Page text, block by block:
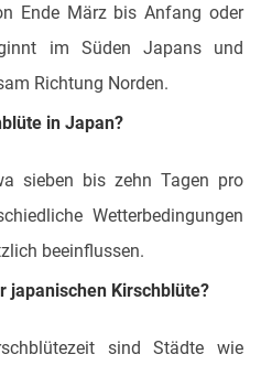
Ende März bis Anfang oder
im Süden Japans und
Richtung Norden.
in Japan?
sieben bis zehn Tagen pro
Wetterbedingungen
beeinflussen.
japanischen Kirschblüte?
sind Städte wie